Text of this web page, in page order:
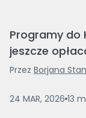
Programy do
jeszcze
Przez Borjana
24 MAR, 2026 13